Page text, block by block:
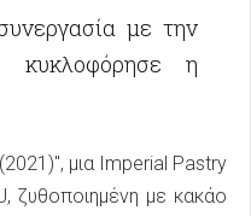
με την
κυκλοφόρησε η
μια Imperial Pastry
ζυθοποιημένη με κακάο